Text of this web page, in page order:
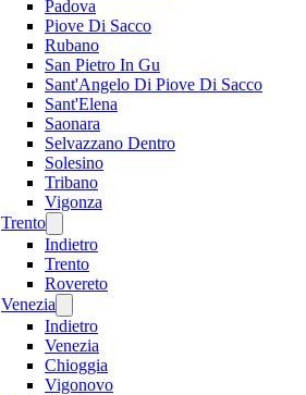
Padova
Piove Di Sacco
Rubano
San Pietro In Gu
Sant'Angelo Di Piove Di Sacco
Sant'Elena
Saonara
Selvazzano Dentro
Solesino
Tribano
Vigonza
Trento
Indietro
Trento
Rovereto
Venezia
Indietro
Venezia
Chioggia
Vigonovo